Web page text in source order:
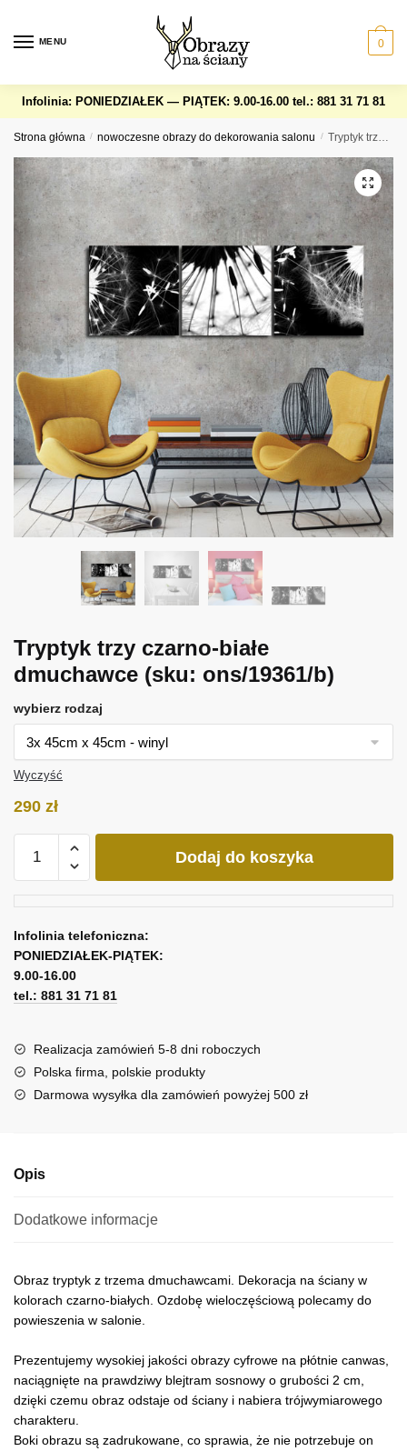
navigation
content
MENU 0
Infolinia: PONIEDZIAŁEK — PIĄTEK: 9.00-16.00 tel.: 881 31 71 81
Strona główna / nowoczesne obrazy do dekorowania salonu / Tryptyk trzy czarno-białe dmuchawce
Tryptyk trzy czarno-białe
dmuchawce (sku: ons/19361/b)
wybierz rodzaj
Wyczyść
290 zł
Tryptyk
białe
dmuchawce
Dodaj do koszyka
Infolinia telefoniczna:
PONIEDZIAŁEK-PIĄTEK:
9.00-16.00
tel.: 881 31 71 81
Realizacja zamówień 5-8 dni roboczych
Polska firma, polskie produkty
Darmowa wysyłka dla zamówień powyżej 500 zł
Opis
Dodatkowe informacje
Obraz tryptyk z trzema dmuchawcami. Dekoracja na ściany w
kolorach czarno-białych. Ozdobę wieloczęściową polecamy do
powieszenia w salonie.
Prezentujemy wysokiej jakości obrazy cyfrowe na płótnie canwas,
naciągnięte na prawdziwy blejtram sosnowy o grubości 2 cm,
dzięki czemu obraz odstaje od ściany i nabiera trójwymiarowego
charakteru.
Boki obrazu są zadrukowane, co sprawia, że nie potrzebuje on